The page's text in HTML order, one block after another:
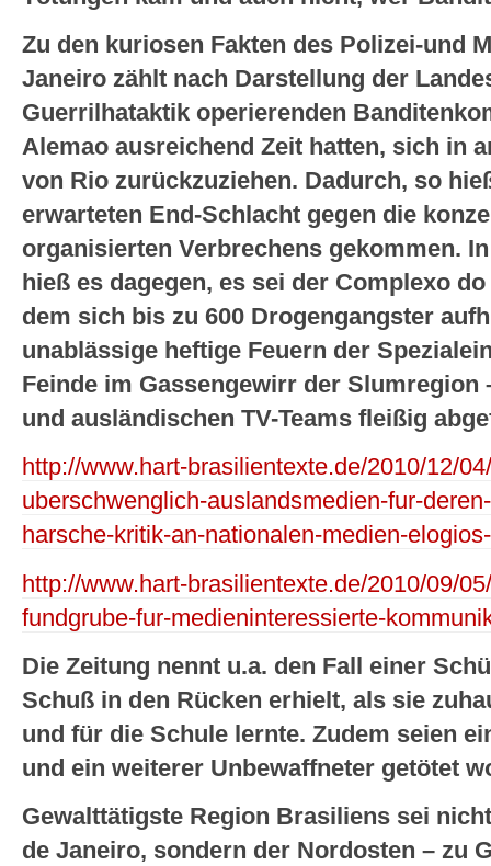
Zu den kuriosen Fakten des Polizei-und
Janeiro zählt nach Darstellung der
Guerrilhataktik operierenden
Alemao ausreichend Zeit hatten, sich in
von Rio zurückzuziehen. Dadurch, so
erwarteten End-Schlacht gegen die
organisierten Verbrechens gekommen.
hieß es dagegen, es sei der Complexo
dem sich bis zu 600 Drogengangster
unablässige heftige Feuern der
Feinde im Gassengewirr der Slumregion
und ausländischen TV-Teams fleißig
http://www.hart-brasilientexte.de/2010/12/
uberschwenglich-auslandsmedien-fur-
harsche-kritik-an-nationalen-medien-
http://www.hart-brasilientexte.de/2010/09/
fundgrube-fur-medieninteressierte-
Die Zeitung nennt u.a. den Fall einer
Schuß in den Rücken erhielt, als sie
und für die Schule lernte. Zudem seien
und ein weiterer Unbewaffneter getötet
Gewalttätigste Region Brasiliens sei
de Janeiro, sondern der Nordosten – zu